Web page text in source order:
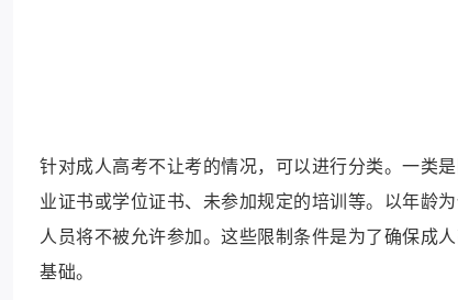
针对成人高考不让考的情况，可以进行分类。一类
业证书或学位证书、未参加规定的培训等。以年龄
人员将不被允许参加。这些限制条件是为了确保成
基础。